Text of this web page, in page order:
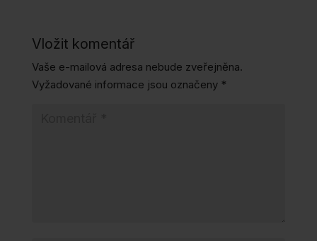
Vložit komentář
Vaše e-mailová adresa nebude zveřejněna.
Vyžadované informace jsou označeny *